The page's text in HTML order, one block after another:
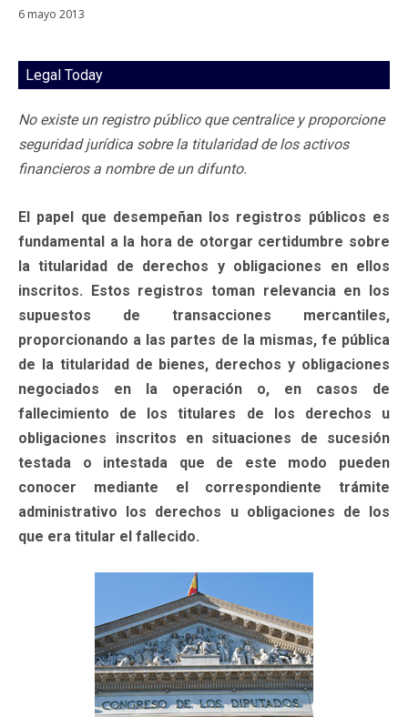
6 mayo 2013
Legal Today
No existe un registro público que centralice y proporcione
seguridad jurídica sobre la titularidad de los activos
financieros a nombre de un difunto.
El papel que desempeñan los registros públicos es
fundamental a la hora de otorgar certidumbre sobre
la titularidad de derechos y obligaciones en ellos
inscritos. Estos registros toman relevancia en los
supuestos de transacciones mercantiles,
proporcionando a las partes de la mismas, fe pública
de la titularidad de bienes, derechos y obligaciones
negociados en la operación o, en casos de
fallecimiento de los titulares de los derechos u
obligaciones inscritos en situaciones de sucesión
testada o intestada que de este modo pueden
conocer mediante el correspondiente trámite
administrativo los derechos u obligaciones de los
que era titular el fallecido.